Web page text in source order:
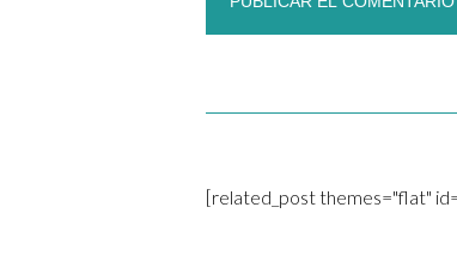
[related_post themes="flat"